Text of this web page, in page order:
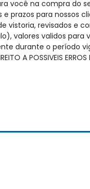
você na compra do
prazos para nossos
revisados e
valores validos para
durante o período
A POSSIVEIS